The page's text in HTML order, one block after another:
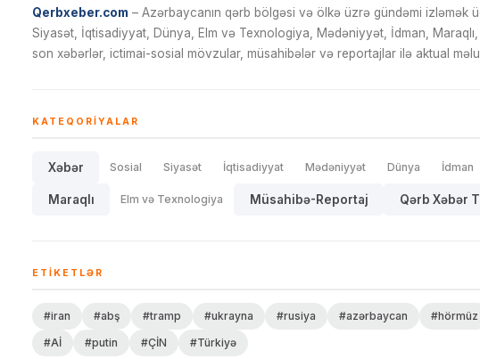
Qerbxeber.com – Azərbaycanın qərb bölgəsi və ölkə üzrə gündəmi izləmək
Siyasət, İqtisadiyyat, Dünya, Elm və Texnologiya, Mədəniyyət, İdman,
son xəbərlər, ictimai-sosial mövzular, müsahibələr və reportajlar ilə aktual
KATEQORIYALAR
Xəbər Sosial Siyasət İqtisadiyyat Mədəniyyət Dünya İdman
Maraqlı Elm və Texnologiya Müsahibə-Reportaj Qərb Xəbər
ETIKETLƏR
#iran #abş #tramp #ukrayna #rusiya #azərbaycan #hörmüz
#Aİ
#putin #ÇİN #Türkiyə